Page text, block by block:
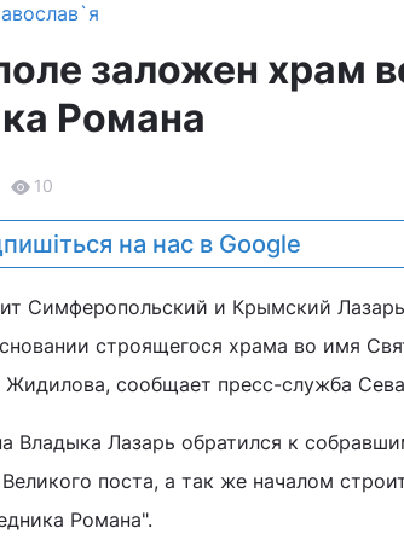
заложен храм
Романа
10
на нас в Google
Симферопольский и Крымский
строящегося храма во имя
Жидилова, сообщает пресс-служба
Владыка Лазарь обратился к
поста, а так же началом
Романа".